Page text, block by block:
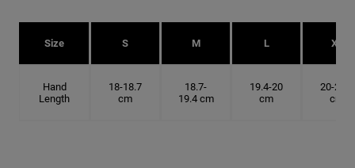
Size S M L XL
Hand
Length
18-18.7
cm
18.7-
19.4 cm
19.4-20
cm
20-20.6
cm